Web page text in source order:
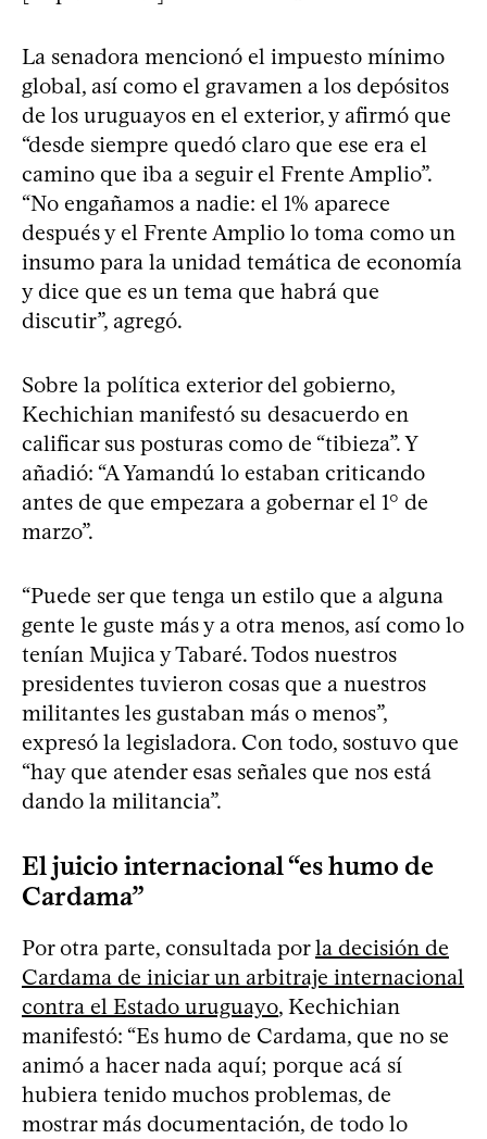
La senadora mencionó el impuesto mínimo
global, así como el gravamen a los depósitos
de los uruguayos en el exterior, y afirmó que
“desde siempre quedó claro que ese era el
camino que iba a seguir el Frente Amplio”.
“No engañamos a nadie: el 1% aparece
después y el Frente Amplio lo toma como un
insumo para la unidad temática de economía
y dice que es un tema que habrá que
discutir”, agregó.
Sobre la política exterior del gobierno,
Kechichian manifestó su desacuerdo en
calificar sus posturas como de “tibieza”. Y
añadió: “A Yamandú lo estaban criticando
antes de que empezara a gobernar el 1° de
marzo”.
“Puede ser que tenga un estilo que a alguna
gente le guste más y a otra menos, así como lo
tenían Mujica y Tabaré. Todos nuestros
presidentes tuvieron cosas que a nuestros
militantes les gustaban más o menos”,
expresó la legisladora. Con todo, sostuvo que
“hay que atender esas señales que nos está
dando la militancia”.
El juicio internacional “es humo de
Cardama”
Por otra parte, consultada porla decisión de
Cardama de iniciar un arbitraje internacional
contra el Estado uruguayo, Kechichian
manifestó: “Es humo de Cardama, que no se
animó a hacer nada aquí; porque acá sí
hubiera tenido muchos problemas, de
mostrar más documentación, de todo lo